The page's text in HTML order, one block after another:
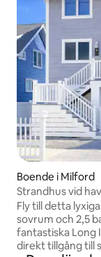
Boende i Milford
Strandhus vid
bubbelpool
Fly till detta
sovrum och 2,5
fantastiska Long
direkt tillgång till